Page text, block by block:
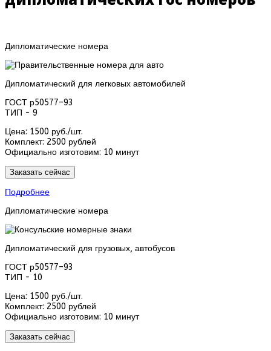
Дипломатические номера
Дипломатический для легковых автомобилей
ГОСТ р50577–93
ТИП - 9
Цена: 1500 руб./шт.
Комплект: 2500 рублей
Официально изготовим: 10 минут
Заказать сейчас
Подробнее
Дипломатические номера
Дипломатический для грузовых, автобусов
ГОСТ р50577–93
ТИП - 10
Цена: 1500 руб./шт.
Комплект: 2500 рублей
Официально изготовим: 10 минут
Заказать сейчас